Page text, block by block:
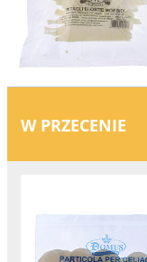
W PRZECENIE